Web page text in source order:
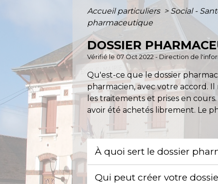
Accueil particuliers > Social -
pharmaceutique
DOSSIER
Vérifié le 07 Oct 2022 - Direction de
Qu'est-ce que le dossier
pharmacien, avec votre accord.
les traitements et prises en
avoir été achetés librement. Le
À quoi sert le dossier
Qui peut créer votre